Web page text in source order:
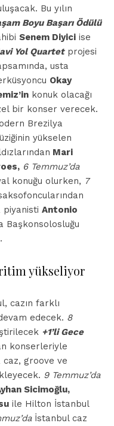
Bu yılın
Boyu Başarı Ödülü
Senem Diyici ise
Yol Quartet projesi
usta
Okay
konuk olacağı
bir konser verecek.
Brezilya
yükselen
Mari
6 Temmuz’da
konuğu olurken, 7
piyanisti Antonio
Başkonsolosluğu
yükseliyor
cazın farklı
edecek. 8
+1’li Gece
konserleriyle
groove ve
9 Temmuz’da
Sicimoğlu,
ile Hilton İstanbul
İstanbul caz